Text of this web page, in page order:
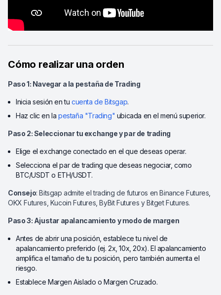
Cómo realizar una orden
Paso 1: Navegar a la pestaña de Trading
Inicia sesión en tu cuenta de Bitsgap.
Haz clic en la pestaña "Trading" ubicada en el menú superior.
Paso 2: Seleccionar tu exchange y par de trading
Elige el exchange conectado en el que deseas operar.
Selecciona el par de trading que deseas negociar, como
BTC/USDT o ETH/USDT.
Consejo: Bitsgap admite el trading de futuros en Binance Futures,
OKX Futures, Kucoin Futures, ByBit Futures y Bitget Futures.
Paso 3: Ajustar apalancamiento y modo de margen
Antes de abrir una posición, establece tu nivel de
apalancamiento preferido (ej. 2x, 10x, 20x). El apalancamiento
amplifica el tamaño de tu posición, pero también aumenta el
riesgo.
Establece Margen Aislado o Margen Cruzado.